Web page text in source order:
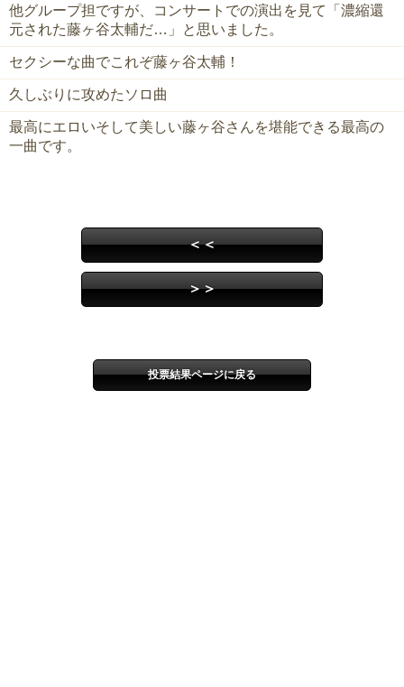
他グループ担ですが、コンサートでの演出を見て「濃縮還
元された藤ヶ谷太輔だ…」と思いました。
セクシーな曲でこれぞ藤ヶ谷太輔！
久しぶりに攻めたソロ曲
最高にエロいそして美しい藤ヶ谷さんを堪能できる最高の
一曲です。
＜＜
＞＞
投票結果ページに戻る